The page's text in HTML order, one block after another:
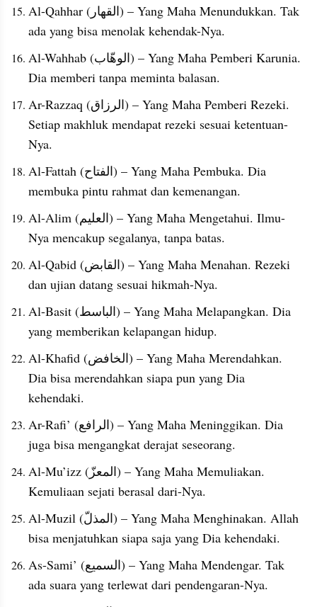
Al-Qahhar (القهار) – Yang Maha Menundukkan. Tak
ada yang bisa menolak kehendak-Nya.
Al-Wahhab (الوهّاب) – Yang Maha Pemberi Karunia.
Dia memberi tanpa meminta balasan.
Ar-Razzaq (الرزاق) – Yang Maha Pemberi Rezeki.
Setiap makhluk mendapat rezeki sesuai ketentuan-
Nya.
Al-Fattah (الفتاح) – Yang Maha Pembuka. Dia
membuka pintu rahmat dan kemenangan.
Al-Alim (العليم) – Yang Maha Mengetahui. Ilmu-
Nya mencakup segalanya, tanpa batas.
Al-Qabid (القابض) – Yang Maha Menahan. Rezeki
dan ujian datang sesuai hikmah-Nya.
Al-Basit (الباسط) – Yang Maha Melapangkan. Dia
yang memberikan kelapangan hidup.
Al-Khafid (الخافض) – Yang Maha Merendahkan.
Dia bisa merendahkan siapa pun yang Dia
kehendaki.
Ar-Rafi’ (الرافع) – Yang Maha Meninggikan. Dia
juga bisa mengangkat derajat seseorang.
Al-Mu’izz (المعزّ) – Yang Maha Memuliakan.
Kemuliaan sejati berasal dari-Nya.
Al-Muzil (المذلّ) – Yang Maha Menghinakan. Allah
bisa menjatuhkan siapa saja yang Dia kehendaki.
As-Sami’ (السميع) – Yang Maha Mendengar. Tak
ada suara yang terlewat dari pendengaran-Nya.